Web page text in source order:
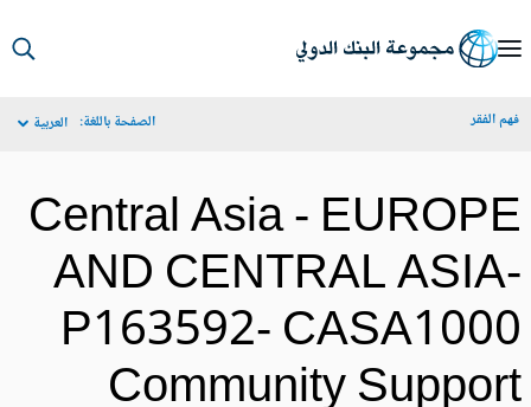
الفقر الصفحة باللغة: العربية
Central Asia -
AND CENTRAL
P163592-
Community